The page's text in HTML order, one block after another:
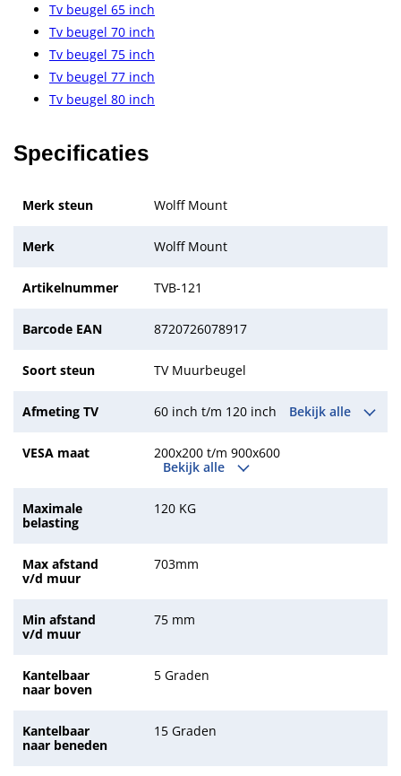
Specificaties
Merk steun Wolff Mount
Merk Wolff Mount
Artikelnummer TVB-121
Barcode EAN 8720726078917
Soort steun TV Muurbeugel
Afmeting TV 60 inch t/m 120 inch Bekijk alle
VESA maat
200x200 t/m 900x600
Bekijk alle
Maximale
belasting
120 KG
Max afstand
v/d muur
703mm
Min afstand
v/d muur
75 mm
Kantelbaar
naar boven
5 Graden
Kantelbaar
naar beneden
15 Graden
Tv beugel 65 inch
Tv beugel 70 inch
Tv beugel 75 inch
Tv beugel 77 inch
Tv beugel 80 inch